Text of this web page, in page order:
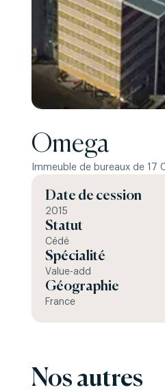
Omega
Immeuble de bureaux de 17
Date de cession
2015
Statut
Cédé
Spécialité
Value-add
Géographie
France
Nos autres